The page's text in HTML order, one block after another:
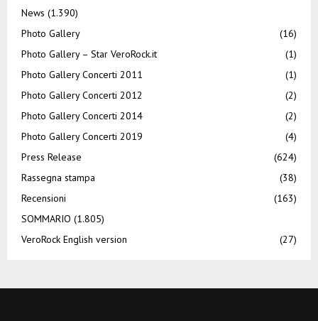
News (1.390)
Photo Gallery
(16)
Photo Gallery – Star VeroRock.it
(1)
Photo Gallery Concerti 2011
(1)
Photo Gallery Concerti 2012
(2)
Photo Gallery Concerti 2014
(2)
Photo Gallery Concerti 2019
(4)
Press Release
(624)
Rassegna stampa
(38)
Recensioni
(163)
SOMMARIO (1.805)
VeroRock English version
(27)